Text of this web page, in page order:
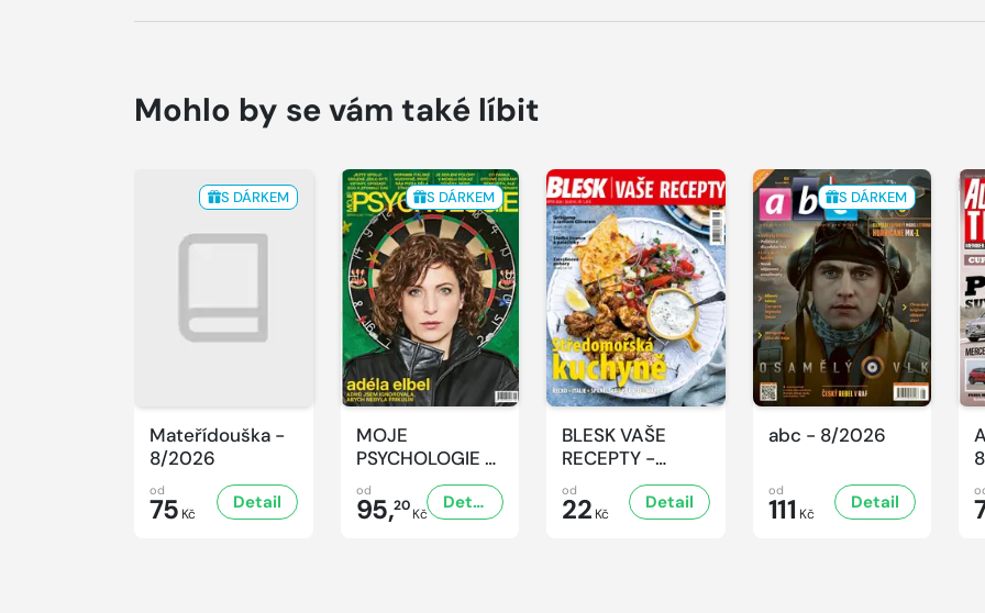
Mohlo by se vám také líbit
S DÁRKEM
Mateřídouška -
8/2026
od
75 Kč
Detail
S DÁRKEM
MOJE
PSYCHOLOGIE -
8/2026
od
95,20Kč
Detail
BLESK VAŠE
RECEPTY -
8/2026
od
22 Kč
Detail
S DÁRKEM
abc - 8/2026
od
111 Kč
Detail